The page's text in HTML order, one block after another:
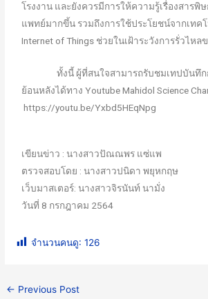
โรงงาน และยังควรมีการให้ความรู้เรื่องสารพิ
แพทย์มากขึ้น รวมถึงการใช้ประโยชน์จากเทคโ
Internet of Things ช่วยในเฝ้าระวังการรั่วไหล
ทั้งนี้ ผู้ที่สนใจสามารถรับชมเทปบันทึกก
ย้อนหลังได้ทาง Youtube Mahidol Science
https://youtu.be/Yxbd5HEqNpg
เขียนข่าว : นางสาวปัณณพร แซ่แพ
ตรวจสอบโดย : นางสาวปนิดา พยุหกฤษ
เว็บมาสเตอร์: นางสาวจิรนันท์ นามั่ง
วันที่ 8 กรกฎาคม 2564
จำนวนคนดู: 126
← Previous Post